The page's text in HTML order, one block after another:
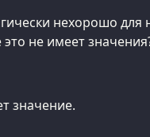
нехорошо для
не имеет
значение.